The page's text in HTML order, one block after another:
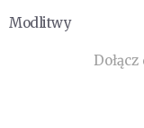
Modlitwy